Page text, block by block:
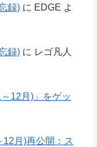
録) に EDGE よ
録) に レゴ凡人
12月)」をゲッ
12月)再公開：ス